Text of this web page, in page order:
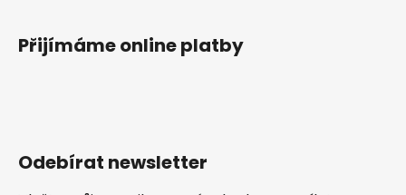
Přijímáme online platby
Odebírat newsletter